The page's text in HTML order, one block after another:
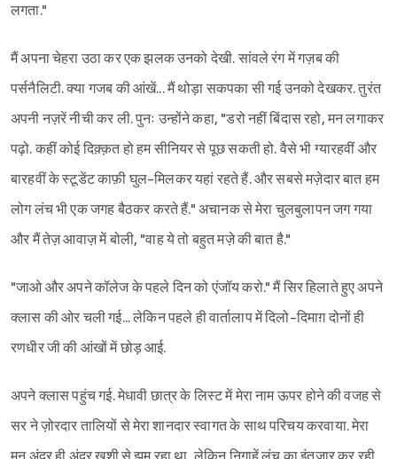
लगता."
मैं अपना चेहरा उठा कर एक झलक उनको देखी. सांवले रंग में गज़ब की
पर्सनैलिटी. क्या गजब की आंखें... मैं थोड़ा सकपका सी गई उनको देखकर. तुरंत
अपनी नज़रें नीची कर ली. पुनः उन्होंने कहा, "डरो नहीं बिंदास रहो, मन लगाकर
पढ़ो. कहीं कोई दिक़्क़त हो हम सीनियर से पूछ सकती हो. वैसे भी ग्यारहवीं और
बारहवीं के स्टूडेंट काफ़ी घुल-मिलकर यहां रहते हैं. और सबसे मज़ेदार बात हम
लोग लंच भी एक जगह बैठकर करते हैं." अचानक से मेरा चुलबुलापन जग गया
और मैं तेज़ आवाज़ में बोली, "वाह ये तो बहुत मज़े की बात है."
"जाओ और अपने कॉलेज के पहले दिन को एंजॉय करो." मैं सिर हिलाते हुए अपने
क्लास की ओर चली गई... लेकिन पहले ही वार्तालाप में दिलो-दिमाग़ दोनों ही
रणधीर जी की आंखों में छोड़ आई.
अपने क्लास पहुंच गई. मेधावी छात्र के लिस्ट में मेरा नाम ऊपर होने की वजह से
सर ने ज़ोरदार तालियों से मेरा शानदार स्वागत के साथ परिचय करवाया. मेरा